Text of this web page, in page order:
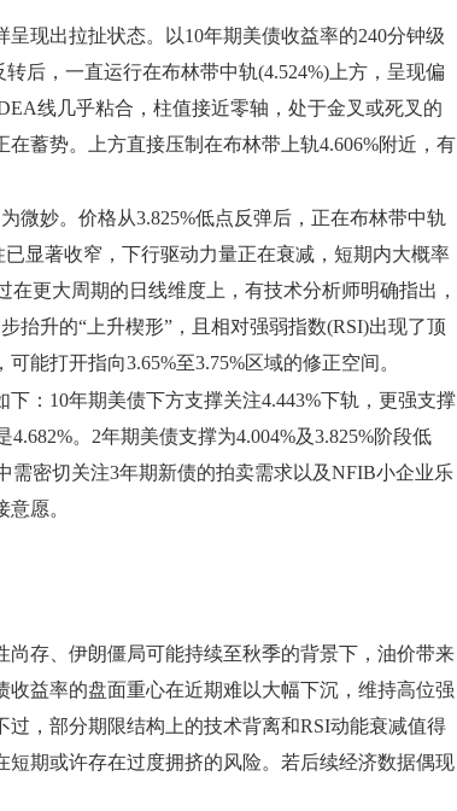
现出拉扯状态。以10年期美债收益率的240分钟级
后，一直运行在布林带中轨(4.524%)上方，呈现偏
线几乎粘合，柱值接近零轴，处于金叉或死叉的
蓄势。上方直接压制在布林带上轨4.606%附近，有
微妙。价格从3.825%低点反弹后，正在布林带中轨
显著收窄，下行驱动力量正在衰减，短期内大概率
在更大周期的日线维度上，有技术分析师明确指出，
抬升的“上升楔形”，且相对强弱指数(RSI)出现了顶
能打开指向3.65%至3.75%区域的修正空间。
：10年期美债下方支撑关注4.443%下轨，更强支撑
。2年期美债支撑为4.004%及3.825%阶段低
需密切关注3年期新债的拍卖需求以及NFIB小企业乐
愿。
存、伊朗僵局可能持续至秋季的背景下，油价带来
益率的盘面重心在近期难以大幅下沉，维持高位强
，部分期限结构上的技术背离和RSI动能衰减值得
期或许存在过度拥挤的风险。若后续经济数据偶现